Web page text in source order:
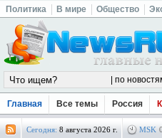
Политика В мире Общество
Главная Все темы Россия
Сегодня: 8 августа 2026 г. MSK